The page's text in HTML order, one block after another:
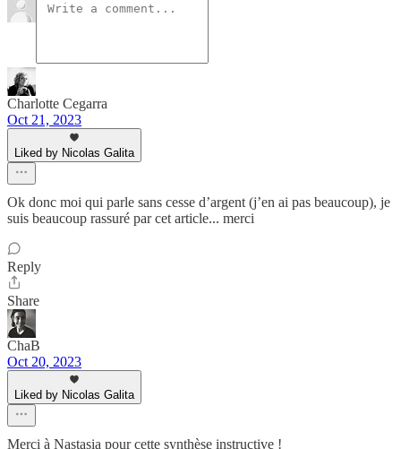
Charlotte Cegarra
Oct 21, 2023
Liked by Nicolas Galita
Ok donc moi qui parle sans cesse d’argent (j’en ai pas beaucoup), je
suis beaucoup rassuré par cet article... merci
Reply
Share
ChaB
Oct 20, 2023
Liked by Nicolas Galita
Merci à Nastasia pour cette synthèse instructive !